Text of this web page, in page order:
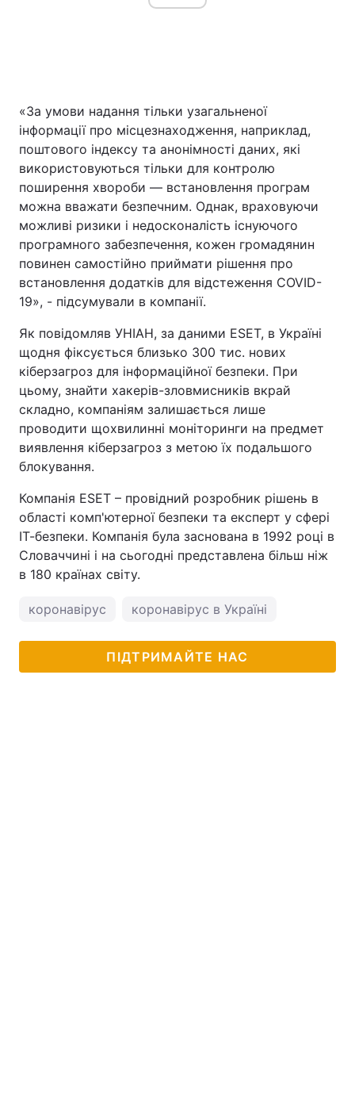
«За умови надання тільки узагальненої
інформації про місцезнаходження, наприклад,
поштового індексу та анонімності даних, які
використовуються тільки для контролю
поширення хвороби — встановлення програм
можна вважати безпечним. Однак, враховуючи
можливі ризики і недосконалість існуючого
програмного забезпечення, кожен громадянин
повинен самостійно приймати рішення про
встановлення додатків для відстеження COVID-
19», - підсумували в компанії.
Як повідомляв УНІАН, за даними ESET, в Україні
щодня фіксується близько 300 тис. нових
кіберзагроз для інформаційної безпеки. При
цьому, знайти хакерів-зловмисників вкрай
складно, компаніям залишається лише
проводити щохвилинні моніторинги на предмет
виявлення кіберзагроз з метою їх подальшого
блокування.
Компанія ESET – провідний розробник рішень в
області комп'ютерної безпеки та експерт у сфері
ІТ-безпеки. Компанія була заснована в 1992 році в
Словаччині і на сьогодні представлена більш ніж
в 180 країнах світу.
коронавірус коронавірус в Україні
ПІДТРИМАЙТЕ НАС